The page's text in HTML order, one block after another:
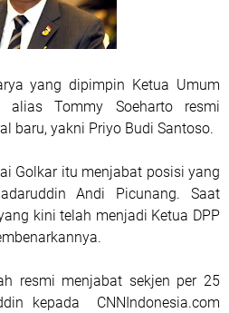
yang dipimpin Ketua Umum
alias Tommy Soeharto resmi
baru, yakni Priyo Budi Santoso.
Golkar itu menjabat posisi yang
Andi Picunang. Saat
kini telah menjadi Ketua DPP
resmi menjabat sekjen per 25
kepada CNNIndonesia.com